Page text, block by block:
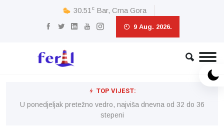
30.51 c Bar, Crna Gora
9 Aug. 2026.
TOP VIJEST:
U ponedjeljak pretežno vedro, najviša dnevna od 32 do 36
stepeni